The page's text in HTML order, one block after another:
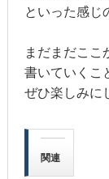
といった感じ
まだまだここ
書いていくこ
ぜひ楽しみに
関連